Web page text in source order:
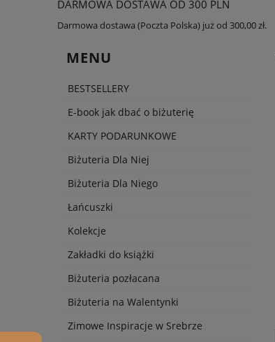
DARMOWA DOSTAWA OD 300 PLN
Darmowa dostawa (Poczta Polska) już od 300,00 zł.
MENU
BESTSELLERY
E-book jak dbać o biżuterię
KARTY PODARUNKOWE
Biżuteria Dla Niej
Biżuteria Dla Niego
Łańcuszki
Kolekcje
Zakładki do książki
Biżuteria pozłacana
Biżuteria na Walentynki
Zimowe Inspiracje w Srebrze